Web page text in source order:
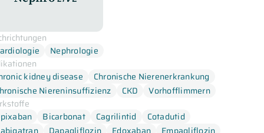
Nephrologie
kidney disease
Chronische Nierenerkrankung
Niereninsuffizienz
CKD
Vorhofflimmern
Bicarbonat Cagrilintid
Cotadutid